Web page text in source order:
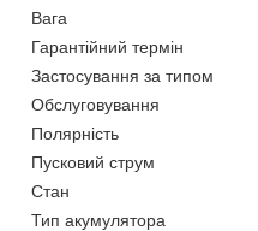
Вага
Гарантійний термін
Застосування за типом
Обслуговування
Полярність
Пусковий струм
Стан
Тип акумулятора